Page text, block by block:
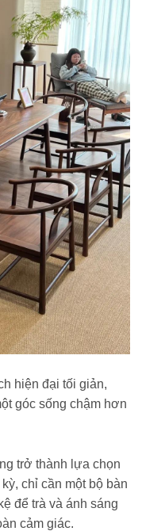
hiện đại tối giản,
góc sống chậm hơn
trở thành lựa chọn
chỉ cần một bộ bàn
để trà và ánh sáng
cảm giác.